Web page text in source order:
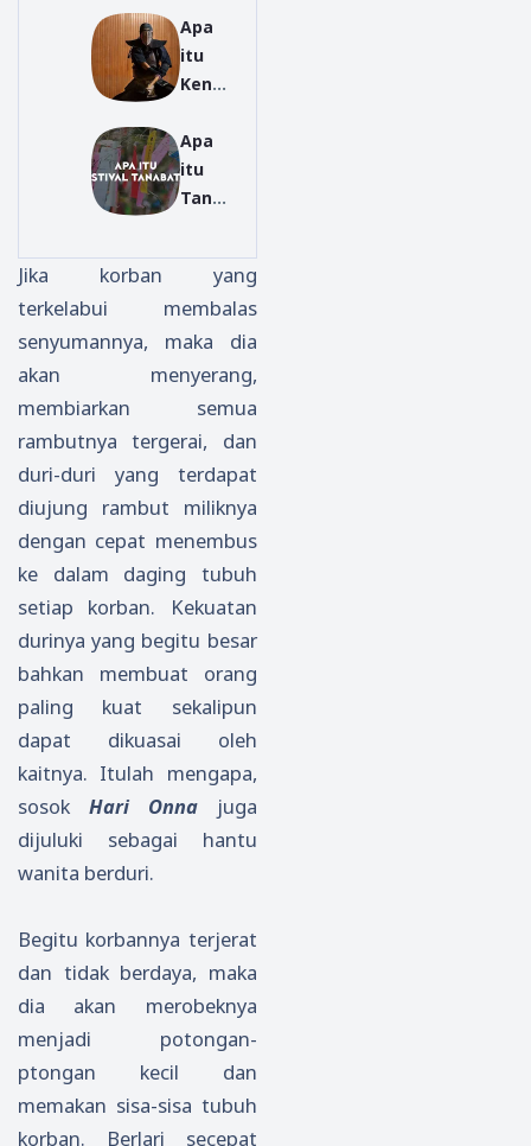
Beba
s
Akse
Inter
net
Di
Nege
me
dan
Hikob
Asal
Usul
Festi
Tana
bata
yang
Meng
agum
Apa
itu
Kend
Peng
ertia
n
o,
Sejar
ah
Kend
o dan
Kend
o
Apa
itu
Tana
Mera
yaka
n
Tradi
si
di
Jepan
g:
Asal
Usul,
Deko
dan
Makn
a
Tana
bata
Jika korban yang
terkelabui membalas
senyumannya, maka dia
akan menyerang,
membiarkan semua
rambutnya tergerai, dan
duri-duri yang terdapat
diujung rambut miliknya
dengan cepat menembus
ke dalam daging tubuh
setiap korban. Kekuatan
durinya yang begitu besar
bahkan membuat orang
paling kuat sekalipun
dapat dikuasai oleh
kaitnya. Itulah mengapa,
sosok Hari Onnajuga
dijuluki sebagai hantu
wanita berduri.
Begitu korbannya terjerat
dan tidak berdaya, maka
dia akan merobeknya
menjadi potongan-
ptongan kecil dan
memakan sisa-sisa tubuh
korban. Berlari secepat